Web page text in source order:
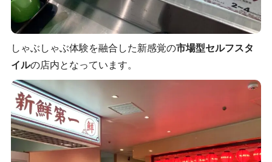
しゃぶしゃぶ体験を融合した新感覚の市場型セルフスタ
イルの店内となっています。